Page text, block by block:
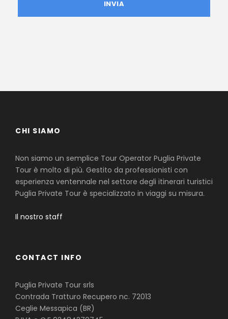
CHI SIAMO
Non siamo un semplice Tour Operator Puglia Private
Tour è molto di più. Gestito da professionisti con
esperienza ventennale nel settore degli itinerari turistici
Puglia Private Tour è specializzato in viaggi su misura.
Il nostro staff
CONTACT INFO
Puglia Private Tour srls
Contrada Tratturo Recupero nc. 72013
Ceglie Messapica (BR)